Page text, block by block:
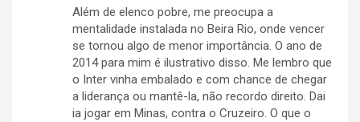
Além de elenco pobre, me preocupa a
mentalidade instalada no Beira Rio, onde vencer
se tornou algo de menor importância. O ano de
2014 para mim é ilustrativo disso. Me lembro que
o Inter vinha embalado e com chance de chegar
a liderança ou mantê-la, não recordo direito. Dai
ia jogar em Minas, contra o Cruzeiro. O que o